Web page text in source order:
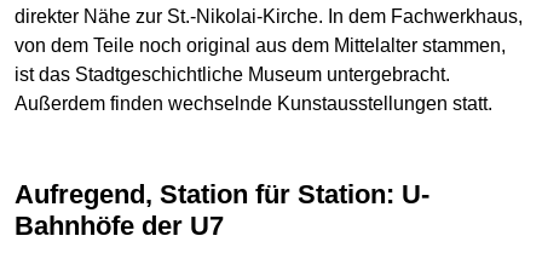
direkter Nähe zur St.-Nikolai-Kirche. In dem Fachwerkhaus,
von dem Teile noch original aus dem Mittelalter stammen,
ist das Stadtgeschichtliche Museum untergebracht.
Außerdem finden wechselnde Kunstausstellungen statt.
Aufregend, Station für Station: U-
Bahnhöfe der U7